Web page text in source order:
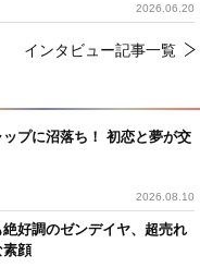
プに沼落ち！ 初恋と夢が交
2026.08.10
絶好調のゼンデイヤ、超売れ
素顔
2026.06.20
インタビュー記事一覧